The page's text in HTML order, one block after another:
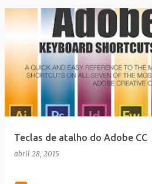
Teclas de atalho do Adobe CC
abril 28, 2015